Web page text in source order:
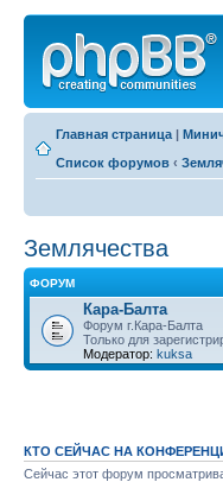
Главная страница |
Список форумов ‹
Землячества
ФОРУМ
Кара-Балта
Форум г.Кара-Балта
Только для
Модератор: kuksa
КТО СЕЙЧАС НА
Сейчас этот форум